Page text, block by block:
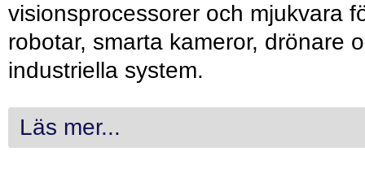
visionsprocessorer och mjukvara
robotar, smarta kameror, drönare
industriella system.
Läs mer...